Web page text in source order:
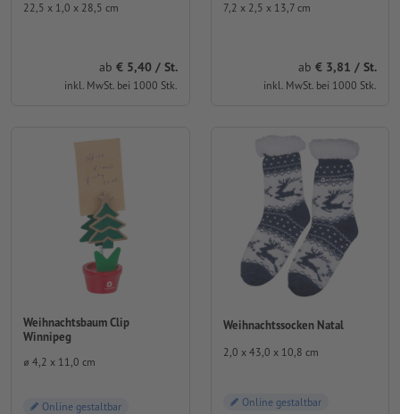
22,5 x 1,0 x 28,5 cm
ab 5,40 / St.
inkl. MwSt. bei 1000 Stk.
7,2 x 2,5 x 13,7 cm
ab 3,81 / St.
inkl. MwSt. bei 1000 Stk.
Weihnachtsbaum Clip
Winnipeg
⌀ 4,2 x 11,0 cm
Online gestaltbar
Weihnachtssocken Natal
2,0 x 43,0 x 10,8 cm
Online gestaltbar